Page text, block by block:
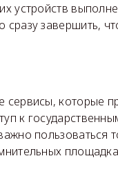
устройств
завершить,
которые
к
пользоваться